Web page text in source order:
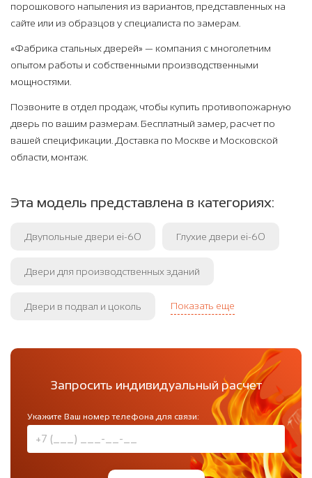
порошкового напыления из вариантов, представленных на
сайте или из образцов у специалиста по замерам.
«Фабрика стальных дверей» — компания с многолетним
опытом работы и собственными производственными
мощностями.
Позвоните в отдел продаж, чтобы купить противопожарную
дверь по вашим размерам. Бесплатный замер, расчет по
вашей спецификации. Доставка по Москве и Московской
области, монтаж.
Эта модель представлена в категориях:
Двупольные двери ei-60 Глухие двери ei-60
Двери для производственных зданий
Двери в подвал и цоколь Показать еще
Запросить индивидуальный расчет
Укажите Ваш номер телефона для связи: